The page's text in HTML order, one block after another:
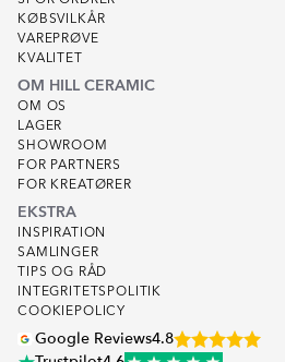
KØBSVILKÅR
VAREPRØVE
KVALITET
OM HILL CERAMIC
OM OS
LAGER
SHOWROOM
FOR PARTNERS
FOR KREATØRER
EKSTRA
INSPIRATION
SAMLINGER
TIPS OG RÅD
INTEGRITETSPOLITIK
COOKIEPOLICY
Google Reviews4.8